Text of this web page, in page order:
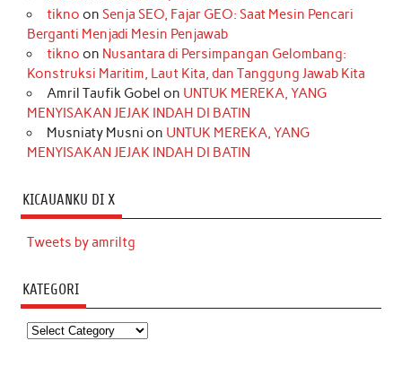
tikno on Senja SEO, Fajar GEO: Saat Mesin Pencari
Berganti Menjadi Mesin Penjawab
tikno on Nusantara di Persimpangan Gelombang:
Konstruksi Maritim, Laut Kita, dan Tanggung Jawab Kita
Amril Taufik Gobel on UNTUK MEREKA, YANG
MENYISAKAN JEJAK INDAH DI BATIN
Musniaty Musni on UNTUK MEREKA, YANG
MENYISAKAN JEJAK INDAH DI BATIN
KICAUANKU DI X
Tweets by amriltg
KATEGORI
Kategori